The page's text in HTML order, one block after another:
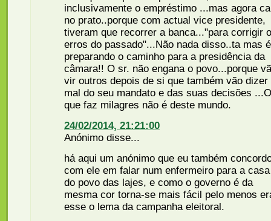
inclusivamente o empréstimo ...mas agora
no prato..porque com actual vice presidente,
tiveram que recorrer a banca..."para corrigir
erros do passado"...Não nada disso..ta mas é
preparando o caminho para a presidência da
câmara!! O sr. não engana o povo...porque
vir outros depois de si que também vão dizer
mal do seu mandato e das suas decisões ...O
que faz milagres não é deste mundo.
24/02/2014, 21:21:00
Anónimo disse...
há aqui um anónimo que eu também
com ele em falar num enfermeiro para a casa
do povo das lajes, e como o governo é da
mesma cor torna-se mais fácil pelo menos
esse o lema da campanha eleitoral.